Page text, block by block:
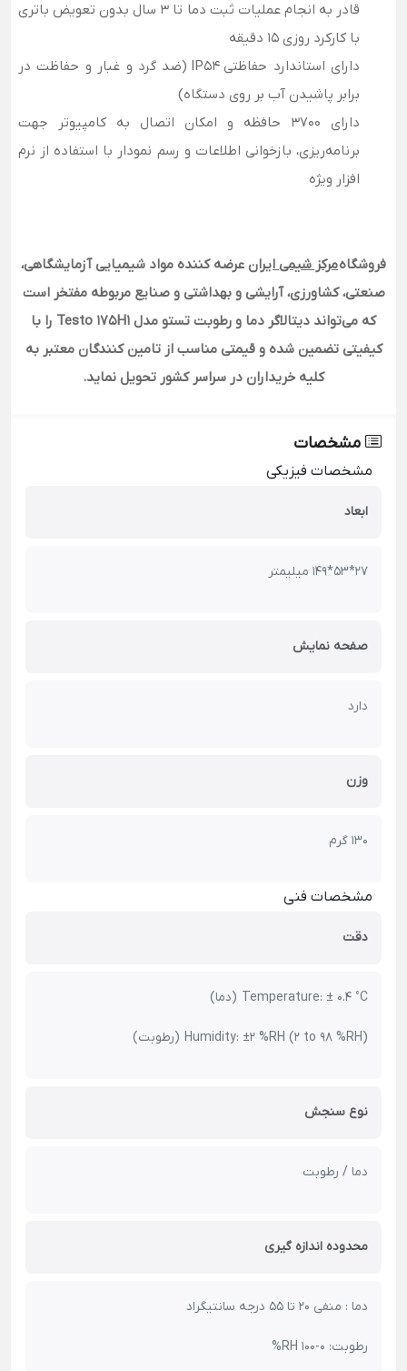
قادر به انجام عملیات ثبت دما تا 3 سال بدون تعویض باتری
با کارکرد روزی 15 دقیقه
دارای استاندارد حفاظتی IP54 (ضد گرد و غبار و حفاظت در
برابر پاشیدن آب بر روی دستگاه)
دارای 3700 حافظه و امکان اتصال به کامپیوتر جهت
برنامه‌ریزی، بازخوانی اطلاعات و رسم نمودار با استفاده از نرم
افزار ویژه
فروشگاهمرکز شیمی ایران عرضه کننده مواد شیمیایی آزمایشگاهی،
صنعتی، کشاورزی، آرایشی و بهداشتی و صنایع مربوطه مفتخر است
که می‌تواند دیتالاگر دما و رطوبت تستو مدل Testo 175H1 را با
کیفیتی تضمین شده و قیمتی مناسب از تامین کنندگان معتبر به
کلیه خریداران در سراسر کشور تحویل نماید.
مشخصات
مشخصات فیزیکی
ابعاد
27*53*149 میلیمتر
صفحه نمایش
دارد
وزن
130 گرم
مشخصات فنی
دقت
Temperature: ± 0.4 °C (دما)
Humidity: ±2 %RH (2 to 98 %RH) (رطوبت)
نوع سنجش
دما / رطوبت
محدوده اندازه گیری
دما : منفی 20 تا 55 درجه سانتیگراد
رطوبت: 0-100 RH%